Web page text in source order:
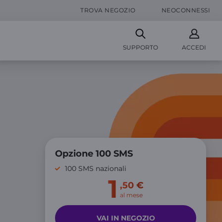
TROVA NEGOZIO NEOCONNESSI
SUPPORTO ACCEDI
Opzione 100 SMS
100 SMS nazionali
1 ,50 €
al mese
VAI IN NEGOZIO